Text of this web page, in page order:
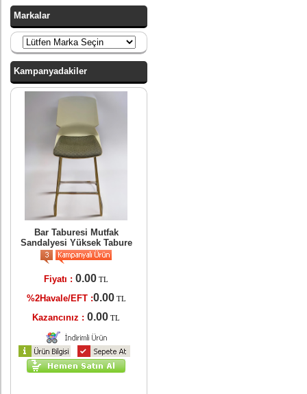
Markalar
Kampanyadakiler
Bar Taburesi Mutfak
Sandalyesi Yüksek Tabure
Fiyatı : 0.00 TL
%2Havale/EFT :0.00 TL
Kazancınız : 0.00 TL